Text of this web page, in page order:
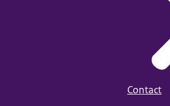
Contact